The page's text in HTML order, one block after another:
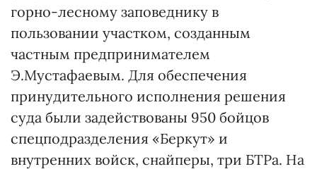
горно-лесному заповеднику в
пользовании участком, созданным
частным предпринимателем
Э.Мустафаевым. Для обеспечения
принудительного исполнения решения
суда были задействованы 950 бойцов
спецподразделения «Беркут» и
внутренних войск, снайперы, три БТРа. На